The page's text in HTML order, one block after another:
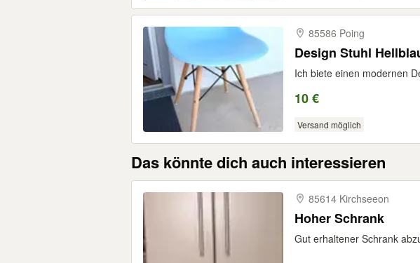
85586 Poing
Design Stuhl
Ich biete einen modernen
10 €
Versand möglich
Das könnte dich auch interessieren
85614 Kirchseeon
Hoher Schrank
Gut erhaltener Schrank